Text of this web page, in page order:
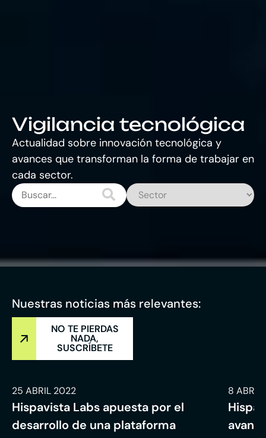
Vigilancia tecnológica
Actualidad sobre innovación tecnológica y
avances que transforman la forma de trabajar en
cada sector.
Nuestras noticias más relevantes:
NO TE PIERDAS
NADA,
SUSCRÍBETE
25 ABRIL 2022
Hispavista Labs apuesta por el
desarrollo de una plataforma
8 ABRIL